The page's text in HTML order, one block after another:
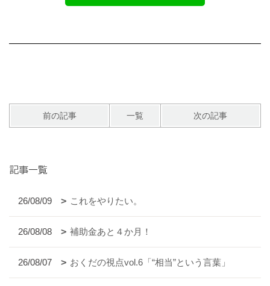
前の記事 一覧 次の記事
記事一覧
26/08/09 これをやりたい。
26/08/08 補助金あと４か月！
26/08/07 おくだの視点vol.6「“相当”という言葉」